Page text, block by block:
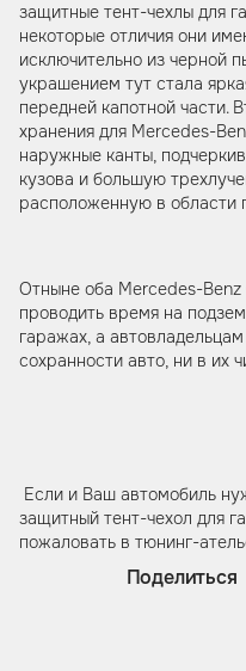
защитные тент-чехлы для
некоторые отличия они
исключительно из черной
украшением тут стала
передней капотной части.
хранения для Mercedes-
наружные канты,
кузова и большую
расположенную в области
Отныне оба Mercedes-Benz
проводить время на
гаражах, а
сохранности авто, ни в их
Если и Ваш автомобиль
защитный тент-чехол для
пожаловать в тюнинг-
Поделиться